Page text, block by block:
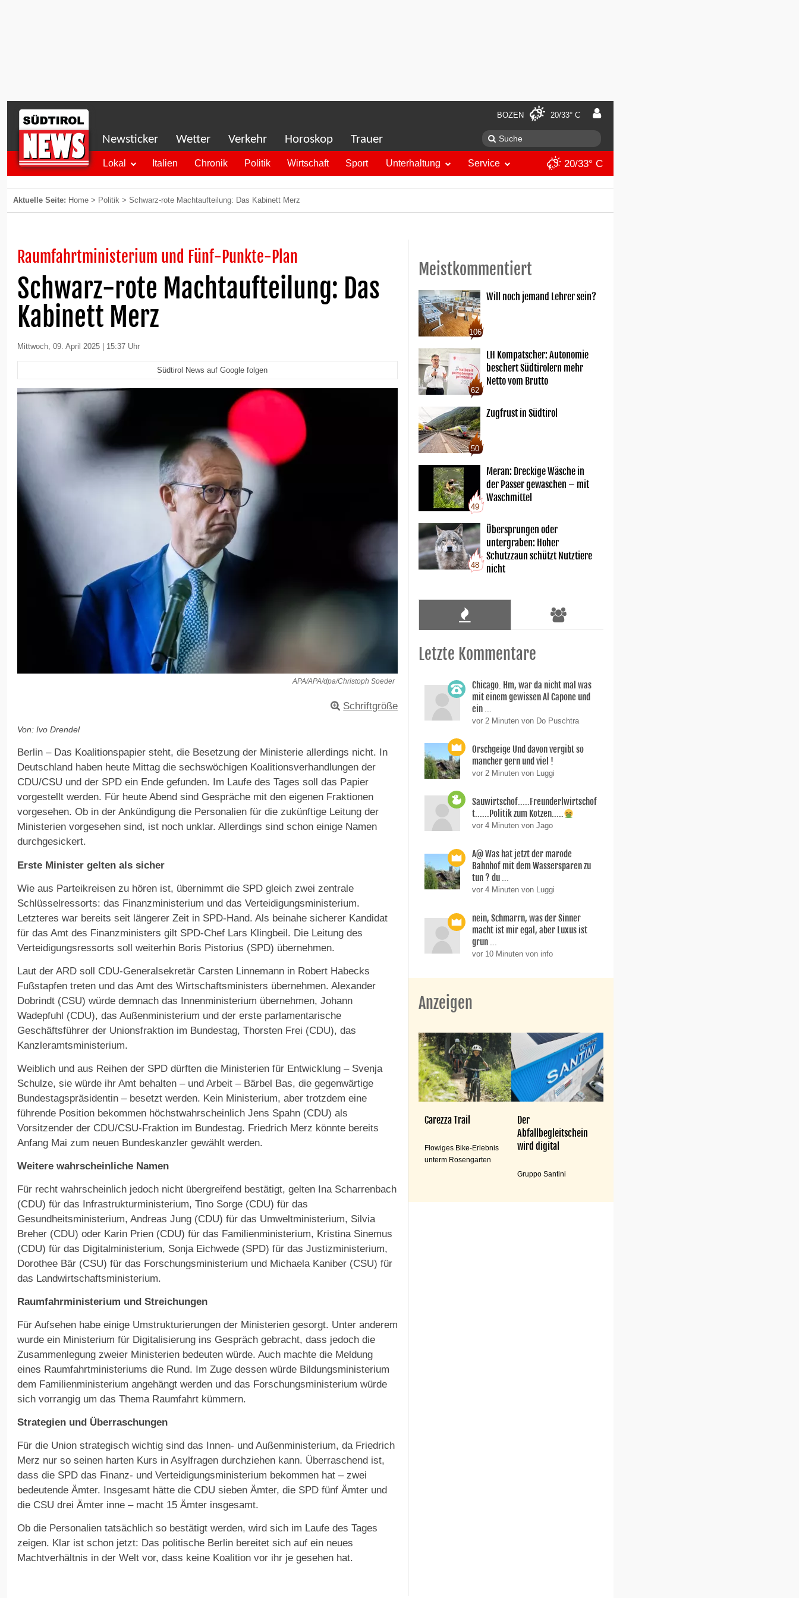
BOZEN 20/33° C
Newsticker Wetter Verkehr Horoskop Trauer
Lokal Italien Chronik Politik Wirtschaft Sport Unterhaltung Service 20/33° C
Aktuelle Seite: Home > Politik > Schwarz-rote Machtaufteilung: Das Kabinett Merz
Raumfahrtministerium und Fünf-Punkte-Plan
Schwarz-rote Machtaufteilung: Das
Kabinett Merz
Mittwoch, 09. April 2025 | 15:37 Uhr
Südtirol News auf Google folgen
APA/APA/dpa/Christoph Soeder
Schriftgröße
Von: Ivo Drendel
Berlin – Das Koalitionspapier steht, die Besetzung der Ministerie allerdings nicht. In
Deutschland haben heute Mittag die sechswöchigen Koalitionsverhandlungen der
CDU/CSU und der SPD ein Ende gefunden. Im Laufe des Tages soll das Papier
vorgestellt werden. Für heute Abend sind Gespräche mit den eigenen Fraktionen
vorgesehen. Ob in der Ankündigung die Personalien für die zukünftige Leitung der
Ministerien vorgesehen sind, ist noch unklar. Allerdings sind schon einige Namen
durchgesickert.
Erste Minister gelten als sicher
Wie aus Parteikreisen zu hören ist, übernimmt die SPD gleich zwei zentrale
Schlüsselressorts: das Finanzministerium und das Verteidigungsministerium.
Letzteres war bereits seit längerer Zeit in SPD-Hand. Als beinahe sicherer Kandidat
für das Amt des Finanzministers gilt SPD-Chef Lars Klingbeil. Die Leitung des
Verteidigungsressorts soll weiterhin Boris Pistorius (SPD) übernehmen.
Laut der ARD soll CDU-Generalsekretär Carsten Linnemann in Robert Habecks
Fußstapfen treten und das Amt des Wirtschaftsministers übernehmen. Alexander
Dobrindt (CSU) würde demnach das Innenministerium übernehmen, Johann
Wadepfuhl (CDU), das Außenministerium und der erste parlamentarische
Geschäftsführer der Unionsfraktion im Bundestag, Thorsten Frei (CDU), das
Kanzleramtsministerium.
Weiblich und aus Reihen der SPD dürften die Ministerien für Entwicklung – Svenja
Schulze, sie würde ihr Amt behalten – und Arbeit – Bärbel Bas, die gegenwärtige
Bundestagspräsidentin – besetzt werden. Kein Ministerium, aber trotzdem eine
führende Position bekommen höchstwahrscheinlich Jens Spahn (CDU) als
Vorsitzender der CDU/CSU-Fraktion im Bundestag. Friedrich Merz könnte bereits
Anfang Mai zum neuen Bundeskanzler gewählt werden.
Weitere wahrscheinliche Namen
Für recht wahrscheinlich jedoch nicht übergreifend bestätigt, gelten Ina Scharrenbach
(CDU) für das Infrastrukturministerium, Tino Sorge (CDU) für das
Gesundheitsministerium, Andreas Jung (CDU) für das Umweltministerium, Silvia
Breher (CDU) oder Karin Prien (CDU) für das Familienministerium, Kristina Sinemus
(CDU) für das Digitalministerium, Sonja Eichwede (SPD) für das Justizministerium,
Dorothee Bär (CSU) für das Forschungsministerium und Michaela Kaniber (CSU) für
das Landwirtschaftsministerium.
Raumfahrministerium und Streichungen
Für Aufsehen habe einige Umstrukturierungen der Ministerien gesorgt. Unter anderem
wurde ein Ministerium für Digitalisierung ins Gespräch gebracht, dass jedoch die
Zusammenlegung zweier Ministerien bedeuten würde. Auch machte die Meldung
eines Raumfahrtministeriums die Rund. Im Zuge dessen würde Bildungsministerium
dem Familienministerium angehängt werden und das Forschungsministerium würde
sich vorrangig um das Thema Raumfahrt kümmern.
Strategien und Überraschungen
Für die Union strategisch wichtig sind das Innen- und Außenministerium, da Friedrich
Merz nur so seinen harten Kurs in Asylfragen durchziehen kann. Überraschend ist,
dass die SPD das Finanz- und Verteidigungsministerium bekommen hat – zwei
bedeutende Ämter. Insgesamt hätte die CDU sieben Ämter, die SPD fünf Ämter und
die CSU drei Ämter inne – macht 15 Ämter insgesamt.
Ob die Personalien tatsächlich so bestätigt werden, wird sich im Laufe des Tages
zeigen. Klar ist schon jetzt: Das politische Berlin bereitet sich auf ein neues
Machtverhältnis in der Welt vor, dass keine Koalition vor ihr je gesehen hat.
Meistkommentiert
106
Will noch jemand Lehrer sein?
62
LH Kompatscher: Autonomie
beschert Südtirolern mehr
Netto vom Brutto
50
Zugfrust in Südtirol
49
Meran: Dreckige Wäsche in
der Passer gewaschen – mit
Waschmittel
48
Übersprungen oder
untergraben: Hoher
Schutzzaun schützt Nutztiere
nicht
Letzte Kommentare
Chicago. Hm, war da nicht mal was
mit einem gewissen Al Capone und
ein ...
vor 2 Minuten von Do Puschtra
Orschgeige Und davon vergibt so
mancher gern und viel !
vor 2 Minuten von Luggi
Sauwirtschof.....Freunderlwirtschof
t......Politik zum Kotzen.....
vor 4 Minuten von Jago
A@ Was hat jetzt der marode
Bahnhof mit dem Wassersparen zu
tun ? du ...
vor 4 Minuten von Luggi
nein, Schmarrn, was der Sinner
macht ist mir egal, aber Luxus ist
grun ...
vor 10 Minuten von info
Anzeigen
Carezza Trail
Flowiges Bike-Erlebnis
unterm Rosengarten
Der
Abfallbegleitschein
wird digital
Gruppo Santini